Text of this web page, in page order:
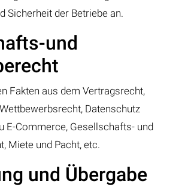
Sicherheit der Betriebe an.
und
Fakten aus dem Vertragsrecht,
Datenschutz
E-Commerce, Gesellschafts- und
Miete und Pacht, etc.
und Übergabe